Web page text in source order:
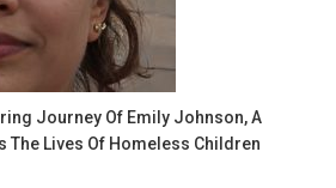
Journey Of Emily Johnson, A
The Lives Of Homeless Children